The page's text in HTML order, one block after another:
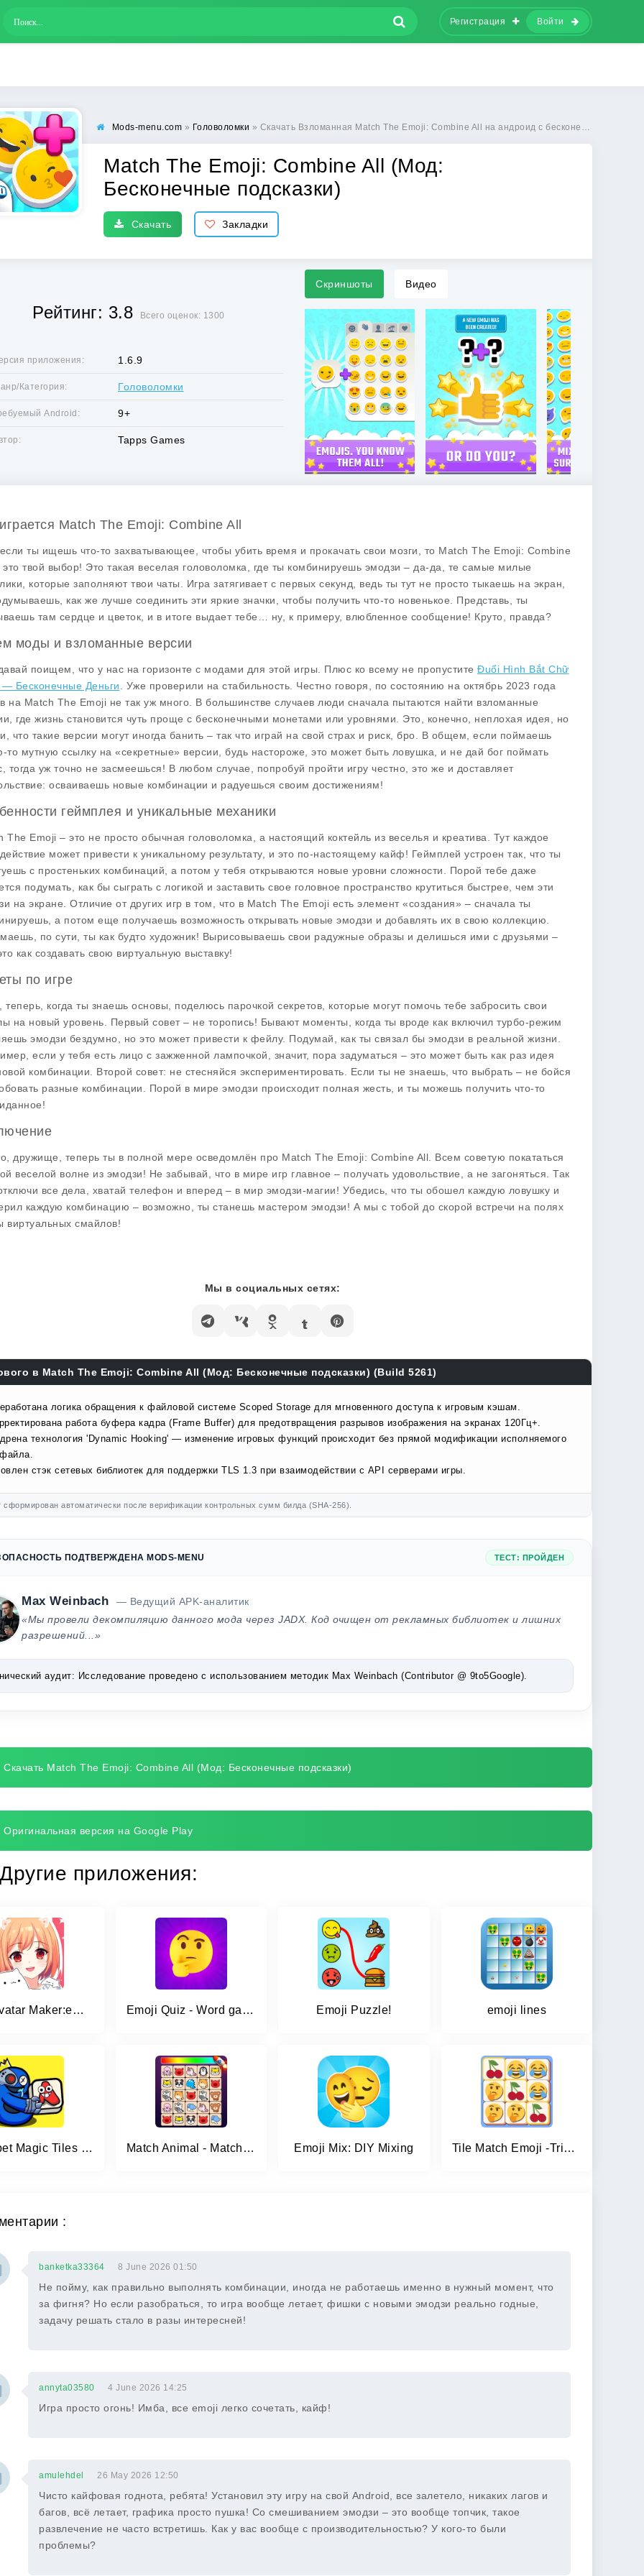
Регистрация Войти
Mods-menu.com » Головоломки » Скачать Взломанная Match The Emoji: Combine All на андроид с бесконечными подсказками
Match The Emoji: Combine All (Мод:
Бесконечные подсказки)
Скачать Закладки
Рейтинг: 3.8 Всего оценок: 1300
приложения: 1.6.9
Категория: Головоломки
Android: 9+
Tapps Games
Скриншоты Видео
Match The Emoji: Combine All
ты ищешь что-то захватывающее, чтобы убить время и прокачать свои мозги, то Match The Emoji: Combine
твой выбор! Это такая веселая головоломка, где ты комбинируешь эмодзи – да-да, те самые милые
которые заполняют твои чаты. Игра затягивает с первых секунд, ведь ты тут не просто тыкаешь на экран,
как же лучше соединить эти яркие значки, чтобы получить что-то новенькое. Представь, ты
там сердце и цветок, и в итоге выдает тебе… ну, к примеру, влюбленное сообщение! Круто, правда?
моды и взломанные версии
поищем, что у нас на горизонте с модами для этой игры. Плюс ко всему не пропустите Đuổi Hình Bắt Chữ
Бесконечные Деньги . Уже проверили на стабильность. Честно говоря, по состоянию на октябрь 2023 года
на Match The Emoji не так уж много. В большинстве случаев люди сначала пытаются найти взломанные
где жизнь становится чуть проще с бесконечными монетами или уровнями. Это, конечно, неплохая идея, но
что такие версии могут иногда банить – так что играй на свой страх и риск, бро. В общем, если поймаешь
то мутную ссылку на «секретные» версии, будь настороже, это может быть ловушка, и не дай бог поймать
тогда уж точно не засмеешься! В любом случае, попробуй пройти игру честно, это же и доставляет
осваиваешь новые комбинации и радуешься своим достижениям!
геймплея и уникальные механики
The Emoji – это не просто обычная головоломка, а настоящий коктейль из веселья и креатива. Тут каждое
может привести к уникальному результату, и это по-настоящему кайф! Геймплей устроен так, что ты
с простеньких комбинаций, а потом у тебя открываются новые уровни сложности. Порой тебе даже
подумать, как бы сыграть с логикой и заставить свое головное пространство крутиться быстрее, чем эти
на экране. Отличие от других игр в том, что в Match The Emoji есть элемент «создания» – сначала ты
а потом еще получаешь возможность открывать новые эмодзи и добавлять их в свою коллекцию.
по сути, ты как будто художник! Вырисовываешь свои радужные образы и делишься ими с друзьями –
как создавать свою виртуальную выставку!
по игре
теперь, когда ты знаешь основы, поделюсь парочкой секретов, которые могут помочь тебе забросить свои
на новый уровень. Первый совет – не торопись! Бывают моменты, когда ты вроде как включил турбо-режим
эмодзи бездумно, но это может привести к фейлу. Подумай, как ты связал бы эмодзи в реальной жизни.
если у тебя есть лицо с зажженной лампочкой, значит, пора задуматься – это может быть как раз идея
комбинации. Второй совет: не стесняйся экспериментировать. Если ты не знаешь, что выбрать – не бойся
разные комбинации. Порой в мире эмодзи происходит полная жесть, и ты можешь получить что-то
дружище, теперь ты в полной мере осведомлён про Match The Emoji: Combine All. Всем советую покататься
веселой волне из эмодзи! Не забывай, что в мире игр главное – получать удовольствие, а не загоняться. Так
все дела, хватай телефон и вперед – в мир эмодзи-магии! Убедись, что ты обошел каждую ловушку и
каждую комбинацию – возможно, ты станешь мастером эмодзи! А мы с тобой до скорой встречи на полях
виртуальных смайлов!
Мы в социальных сетях:
в Match The Emoji: Combine All (Мод: Бесконечные подсказки) (Build 5261)
логика обращения к файловой системе Scoped Storage для мгновенного доступа к игровым кэшам.
работа буфера кадра (Frame Buffer) для предотвращения разрывов изображения на экранах 120Гц+.
технология 'Dynamic Hooking' — изменение игровых функций происходит без прямой модификации исполняемого
стэк сетевых библиотек для поддержки TLS 1.3 при взаимодействии с API серверами игры.
автоматически после верификации контрольных сумм билда (SHA-256).
ПОДТВЕРЖДЕНА MODS-MENU ТЕСТ: ПРОЙДЕН
Max Weinbach
— Ведущий APK-аналитик
«Мы провели декомпиляцию данного мода через JADX. Код очищен от рекламных библиотек и лишних
разрешений...»
аудит: Исследование проведено с использованием методик Max Weinbach (Contributor @ 9to5Google).
Скачать Match The Emoji: Combine All (Мод: Бесконечные подсказки)
Оригинальная версия на Google Play
Другие приложения:
Viya Avatar Maker:emoji Emoji Quiz - Word game Emoji Puzzle! emoji lines
Alphabet Magic Tiles Match 3D Match Animal - Match Game Emoji Mix: DIY Mixing Tile Match Emoji -Triple Tile
:
banketka33364 8 June 2026 01:50
Не пойму, как правильно выполнять комбинации, иногда не работаешь именно в нужный момент, что
за фигня? Но если разобраться, то игра вообще летает, фишки с новыми эмодзи реально годные,
задачу решать стало в разы интересней!
annyta03580 4 June 2026 14:25
Игра просто огонь! Имба, все emoji легко сочетать, кайф!
amulehdel 26 May 2026 12:50
Чисто кайфовая годнота, ребята! Установил эту игру на свой Android, все залетело, никаких лагов и
багов, всё летает, графика просто пушка! Со смешиванием эмодзи – это вообще топчик, такое
развлечение не часто встретишь. Как у вас вообще с производительностью? У кого-то были
проблемы?